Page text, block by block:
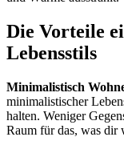
Die Vorteile
Lebensstils
Minimalistisch
minimalistischer
halten. Weniger
Raum für das, was